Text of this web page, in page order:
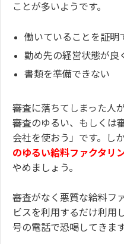
ことが多いようです。
働いていることを証明
勤め先の経営状態が良
書類を準備できない
審査に落ちてしまった人
審査のゆるい、もしくは
会社を使おう」です。し
のゆるい給料ファクタリ
やめましょう。
審査がなく悪質な給料フ
ビスを利用するだけ利用
号の電話で恐喝してきます